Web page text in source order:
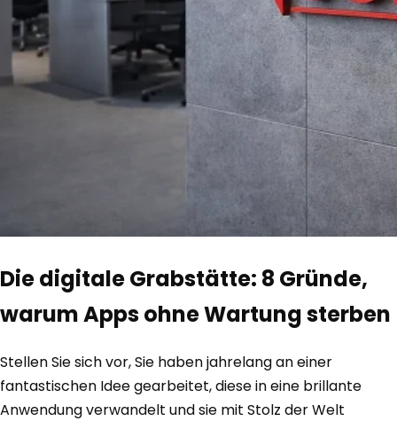
Die digitale Grabstätte: 8 Gründe,
warum Apps ohne Wartung sterben
Stellen Sie sich vor, Sie haben jahrelang an einer
fantastischen Idee gearbeitet, diese in eine brillante
Anwendung verwandelt und sie mit Stolz der Welt